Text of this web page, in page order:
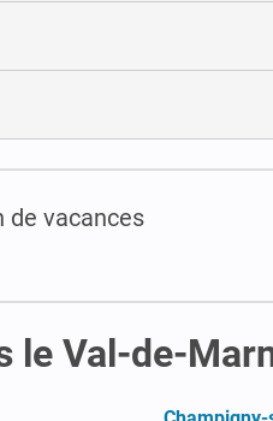
de vacances
le Val-de-